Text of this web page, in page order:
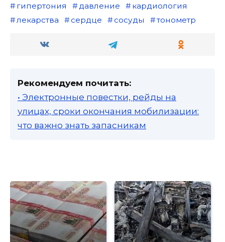
гипертония
давление
кардиология
лекарства
сердце сосуды тонометр
Рекомендуем почитать:
• Электронные повестки, рейды на
улицах, сроки окончания мобилизации:
что важно знать запасникам